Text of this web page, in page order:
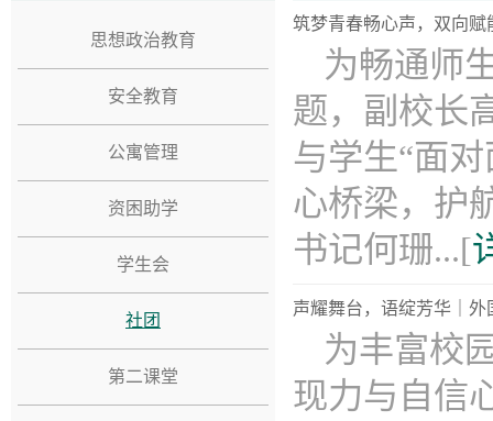
思想政治教育
安全教育
公寓管理
资困助学
学生会
社团
第二课堂
筑梦青春畅心声，双向
为畅通师
题，副校长
与学生“面
心桥梁，护
书记何珊...[
声耀舞台，语绽芳华｜
为丰富校
现力与自信